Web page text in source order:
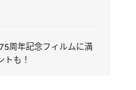
周年記念フィルムに満
トも！